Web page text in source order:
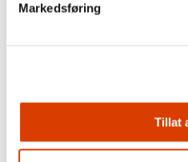
Markedsføring
Tillat
sakprosa for barn/unge og voksne.
prioriteres.